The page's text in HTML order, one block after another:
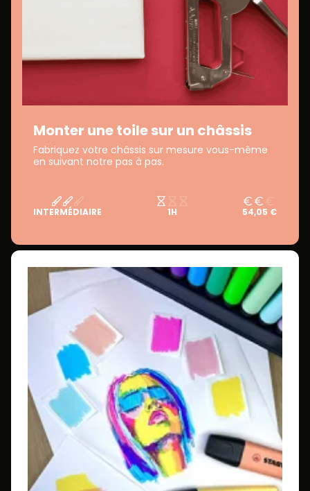
Monter une toile sur un châssis
Fabriquez votre châssis sur mesure vous-même
en suivant notre pas à pas.
INTERMÉDIAIRE 1H 54,05 €